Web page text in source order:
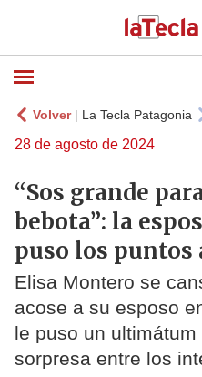
Volver| La Tecla Patagonia
28 de agosto de 2024
“Sos grande
bebota”: la
puso los puntos
Elisa Montero se
acose a su esposo
le puso un
sorpresa entre los